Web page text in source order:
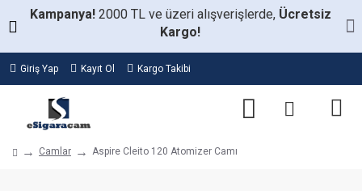
Kampanya! 2000 TL ve üzeri alışverişlerde, Ücretsiz
Kargo!
Giriş Yap Kayıt Ol Kargo Takibi
Camlar Aspire Cleito 120 Atomizer Camı